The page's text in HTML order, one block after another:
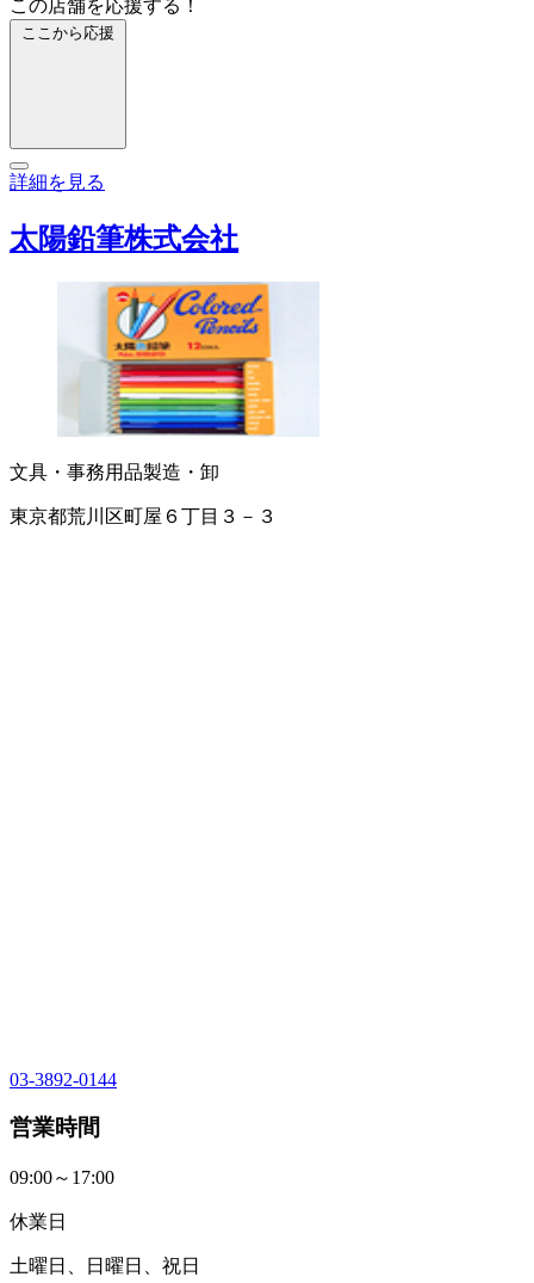
この店舗を応援する！
ここから応援
詳細を見る
太陽鉛筆株式会社
文具・事務用品製造・卸
東京都荒川区町屋６丁目３－３
03-3892-0144
営業時間
09:00～17:00
休業日
土曜日、日曜日、祝日